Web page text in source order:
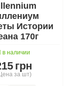
Истории
170г
в наличии
грн
за шт)